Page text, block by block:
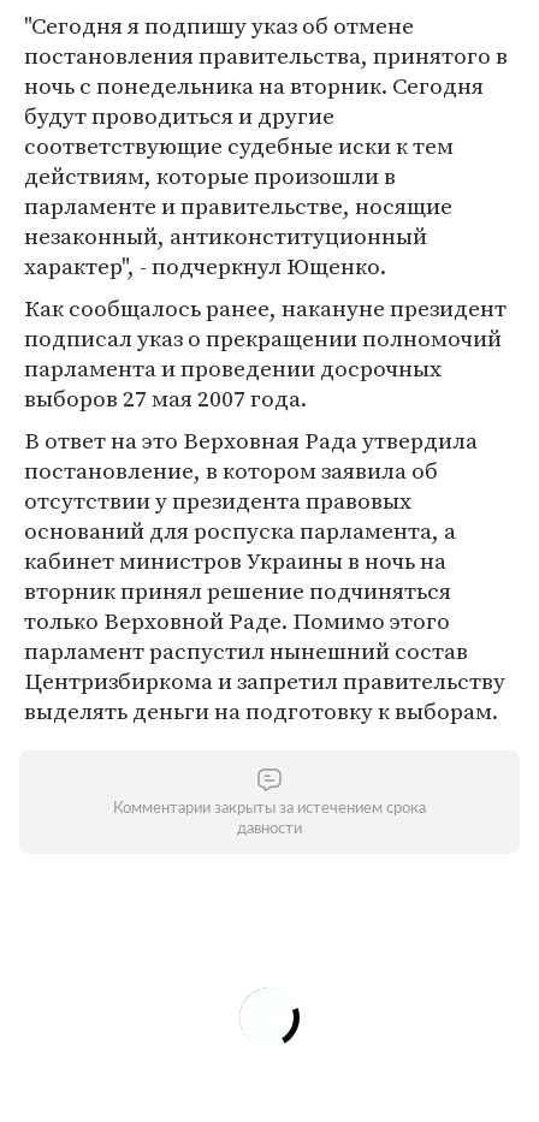
"Сегодня я подпишу указ об отмене
постановления правительства, принятого в
ночь с понедельника на вторник. Сегодня
будут проводиться и другие
соответствующие судебные иски к тем
действиям, которые произошли в
парламенте и правительстве, носящие
незаконный, антиконституционный
характер", - подчеркнул Ющенко.
Как сообщалось ранее, накануне президент
подписал указ о прекращении полномочий
парламента и проведении досрочных
выборов 27 мая 2007 года.
В ответ на это Верховная Рада утвердила
постановление, в котором заявила об
отсутствии у президента правовых
оснований для роспуска парламента, а
кабинет министров Украины в ночь на
вторник принял решение подчиняться
только Верховной Раде. Помимо этого
парламент распустил нынешний состав
Центризбиркома и запретил правительству
выделять деньги на подготовку к выборам.
Комментарии закрыты за истечением срока
давности